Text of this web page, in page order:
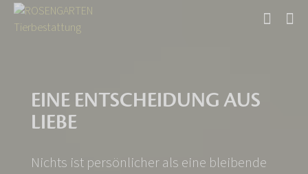
EINE ENTSCHEIDUNG AUS
LIEBE
Nichts ist persönlicher als eine bleibende